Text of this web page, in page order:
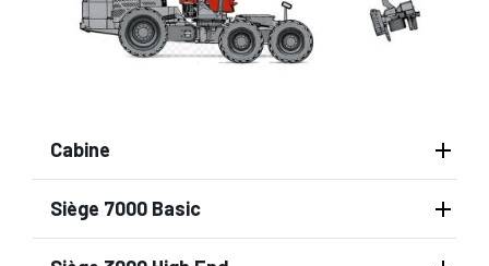
Cabine
Siège 7000 Basic